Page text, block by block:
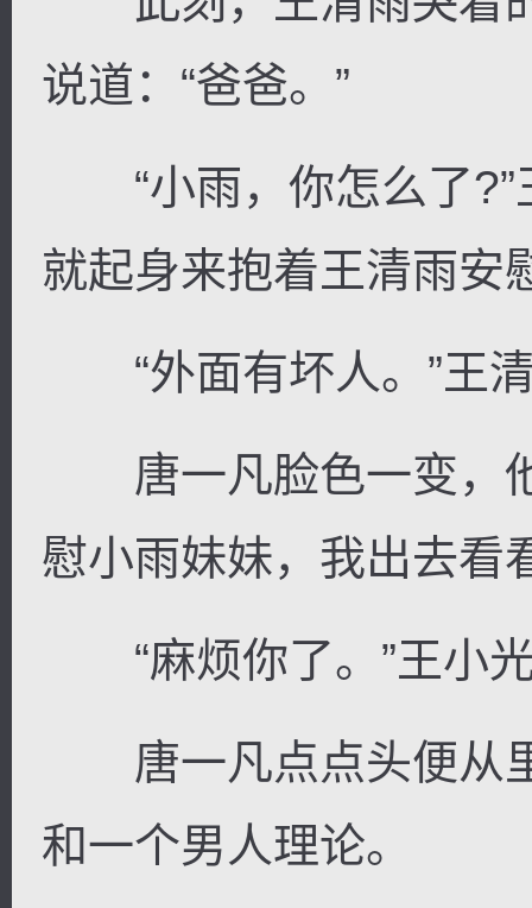
说道：“爸爸。”
“小雨，你怎么了?”
就起身来抱着王清雨安
“外面有坏人。”王
唐一凡脸色一变，他
慰小雨妹妹，我出去看
“麻烦你了。”王小光
唐一凡点点头便从
和一个男人理论。